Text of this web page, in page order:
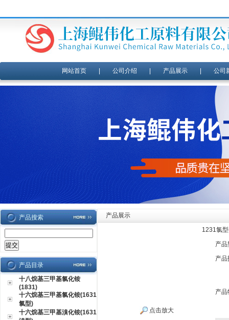
网站首页| 公司介绍 产品展示| 公司
产品搜索
产品目录
十八烷基三甲基氯化铵
(1831)
十六烷基三甲基氯化铵(1631
氯型)
十六烷基三甲基溴化铵(1631
产品展示
1231氯
点击放大
产品
产品
产品